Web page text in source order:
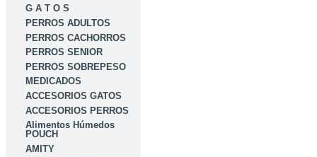
G A T O S
PERROS ADULTOS
PERROS CACHORROS
PERROS SENIOR
PERROS SOBREPESO
MEDICADOS
ACCESORIOS GATOS
ACCESORIOS PERROS
Alimentos Húmedos
POUCH
AMITY